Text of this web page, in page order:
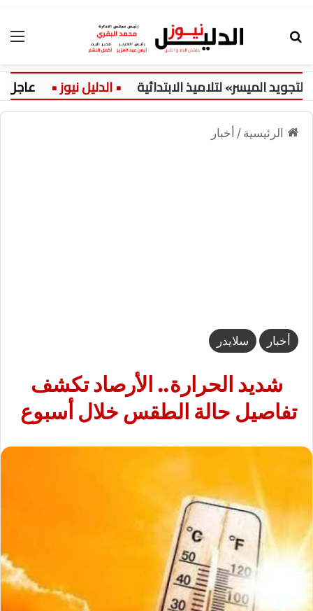
لتلاميذ الابتدائية عاجل:
الرئيسية / أخبار
أخبار سلايدر
شديد الحرارة.. الأرصاد تكشف
تفاصيل حالة الطقس خلال أسبوع